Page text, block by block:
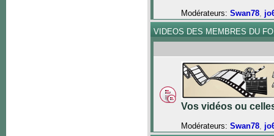
Modérateurs: Swan78,
VIDEOS DES MEMBRES DU
Vos vidéos ou
Modérateurs: Swan78,